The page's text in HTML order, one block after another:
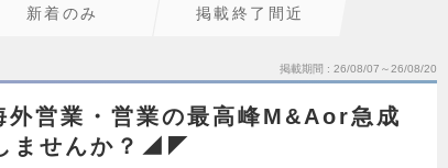
新着のみ 掲載終了間近
掲載期間 26/08/07～26/08/20
営業・営業の最高峰M&Aor急成
ませんか？◢◤